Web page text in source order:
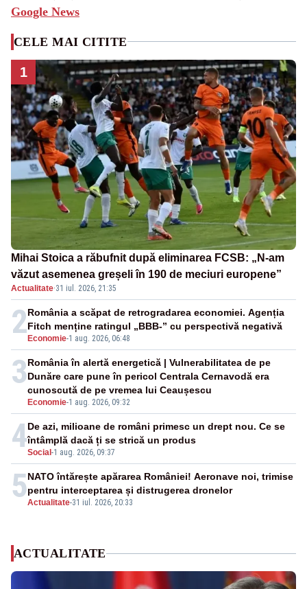
Google News
CELE MAI CITITE
1
Mihai Stoica a răbufnit după eliminarea FCSB: „N-am
văzut asemenea greșeli în 190 de meciuri europene”
Actualitate·31 iul. 2026, 21:35
2 Economie-1 aug. 2026, 06:48
România a scăpat de retrogradarea economiei. Agenția
Fitch menține ratingul „BBB-” cu perspectivă negativă
3
Economie-1 aug. 2026, 09:32
România în alertă energetică | Vulnerabilitatea de pe
Dunăre care pune în pericol Centrala Cernavodă era
cunoscută de pe vremea lui Ceaușescu
4Social -1 aug. 2026, 09:37
De azi, milioane de români primesc un drept nou. Ce se
întâmplă dacă ți se strică un produs
5Actualitate-31 iul. 2026, 20:33
NATO întărește apărarea României! Aeronave noi, trimise
pentru interceptarea și distrugerea dronelor
ACTUALITATE